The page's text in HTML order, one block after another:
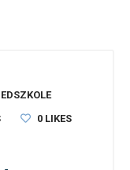
0 LIKES